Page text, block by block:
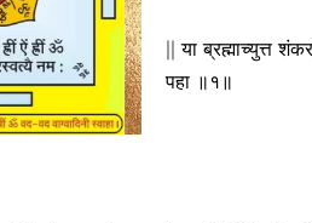
|| या ब्रह्माच्युत्त
पहा ॥१॥